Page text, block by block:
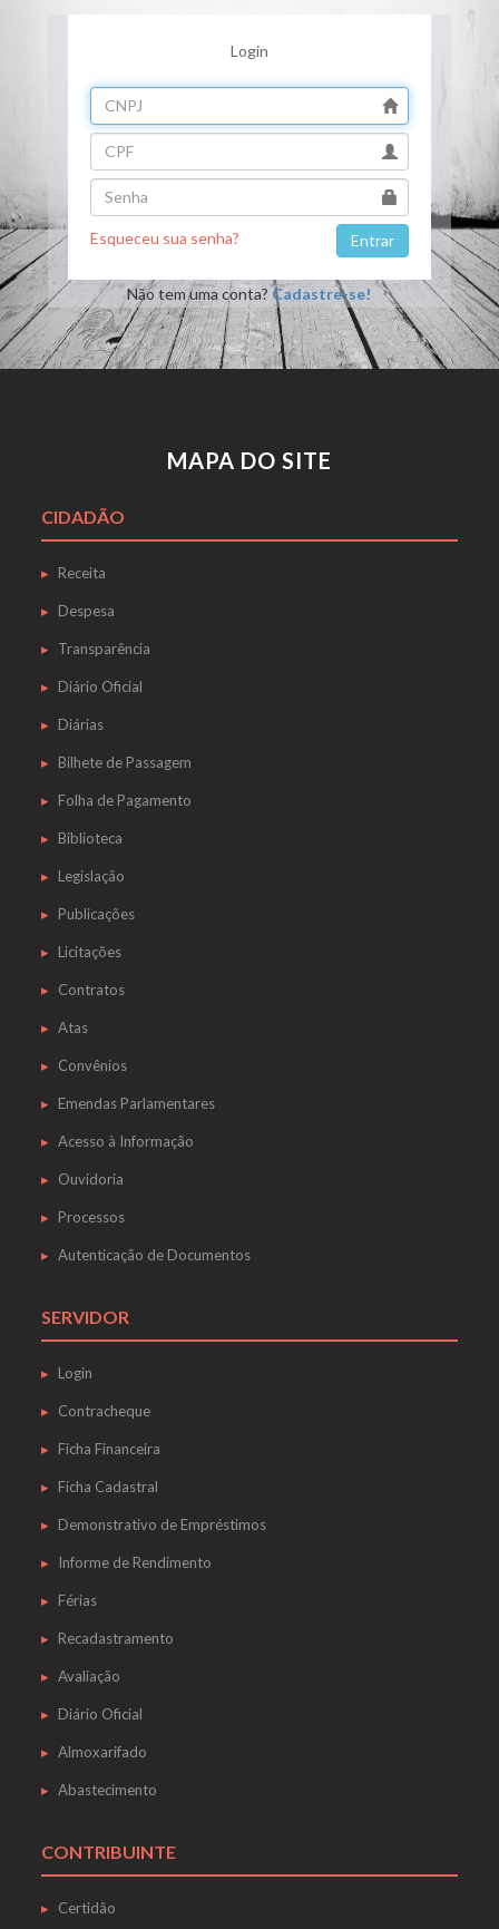
Login
Esqueceu sua senha?
Não tem uma conta? Cadastre-se!
MAPA DO SITE
CIDADÃO
Receita
Despesa
Transparência
Diário Oficial
Diárias
Bilhete de Passagem
Folha de Pagamento
Biblioteca
Legislação
Publicações
Licitações
Contratos
Atas
Convênios
Emendas Parlamentares
Acesso à Informação
Ouvidoria
Processos
Autenticação de Documentos
SERVIDOR
Login
Contracheque
Ficha Financeira
Ficha Cadastral
Demonstrativo de Empréstimos
Informe de Rendimento
Férias
Recadastramento
Avaliação
Diário Oficial
Almoxarifado
Abastecimento
CONTRIBUINTE
Certidão